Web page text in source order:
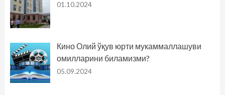
01.10.2024
Кино Олий ўқув юрти мукаммаллашуви
омилларини биламизми?
05.09.2024